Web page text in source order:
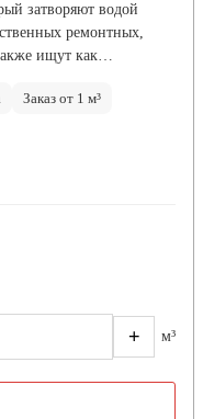
затворяют водой
ремонтных,
ищут как…
Заказ от 1 м³
+ м³